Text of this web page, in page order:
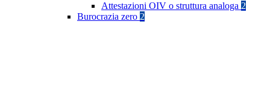
Attestazioni OIV o struttura analoga 2
Burocrazia zero 2